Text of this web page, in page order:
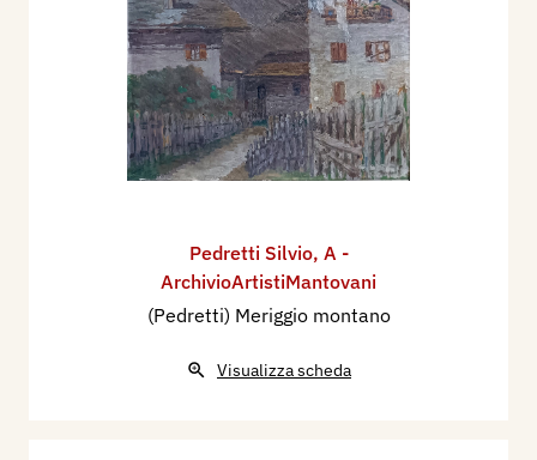
Pedretti Silvio, A -
ArchivioArtistiMantovani
(Pedretti) Meriggio montano
Visualizza scheda